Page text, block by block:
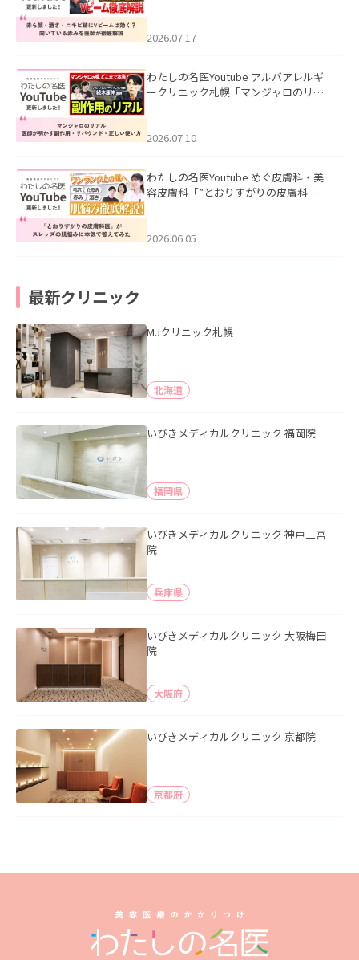
した。
2026.07.17
わたしの名医Youtube アルバアレルギ
ークリニック札幌「マンジャロのリア
た。
2026.07.10
わたしの名医Youtube めぐ皮膚科・美
容皮膚科「”とおりすがりの皮膚科
2026.06.05
最新クリニック
MJクリニック札幌
北海道
いびきメディカルクリニック 福岡院
福岡県
いびきメディカルクリニック 神戸三宮
院
兵庫県
いびきメディカルクリニック 大阪梅田
院
大阪府
いびきメディカルクリニック 京都院
京都府